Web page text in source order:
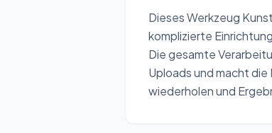
Dieses Werkzeug
komplizierte
Die gesamte
Uploads und macht
wiederholen und